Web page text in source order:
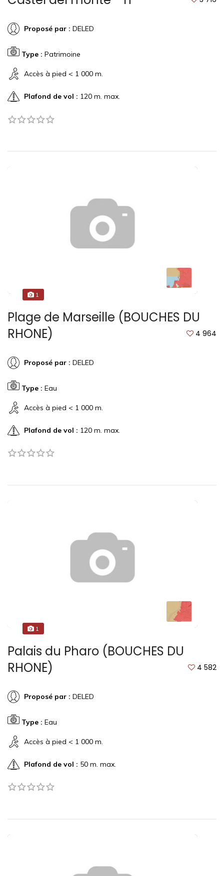
Proposé par : DELED
Type : Patrimoine
Accès à pied < 1 000 m.
Plafond de vol : 120 m. max.
1
Plage de Marseille (BOUCHES DU
RHONE)
4 964
Proposé par : DELED
Type : Eau
Accès à pied < 1 000 m.
Plafond de vol : 120 m. max.
1
Palais du Pharo (BOUCHES DU
RHONE)
4 582
Proposé par : DELED
Type : Eau
Accès à pied < 1 000 m.
Plafond de vol : 50 m. max.